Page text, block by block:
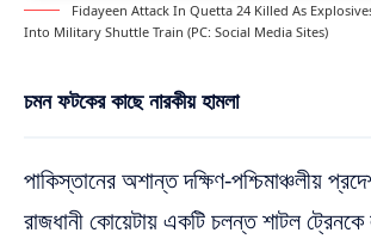
Fidayeen Attack In Quetta 24 Killed As
Into Military Shuttle Train (PC: Social Media Sites)
চমন ফটকের কাছে নারকীয় হামলা
পাকিস্তানের অশান্ত দক্ষিণ-পশ্চিমাঞ্চলীয়
রাজধানী কোয়েটায় একটি চলন্ত শাটল ট্রেনকে